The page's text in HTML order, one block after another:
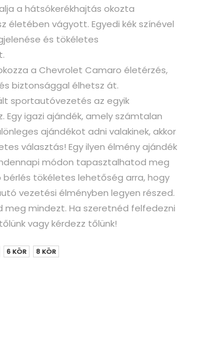
a hátsókerékhajtás okozta
életében vágyott. Egyedi kék színével
és tökéletes
a Chevrolet Camaro életérzés,
biztonsággal élhetsz át.
sportautóvezetés az egyik
igazi ajándék, amely számtalan
ajándékot adni valakinek, akkor
választás! Egy ilyen élmény ajándék
módon tapasztalhatod meg
tökéletes lehetőség arra, hogy
vezetési élményben legyen részed.
mindezt. Ha szeretnéd felfedezni
vagy kérdezz tőlünk!
6 KÖR 8 KÖR